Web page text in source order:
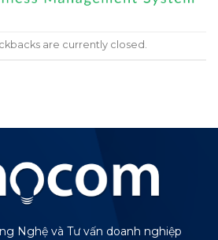
are currently closed.
Nghệ và Tư vấn doanh nghiệp